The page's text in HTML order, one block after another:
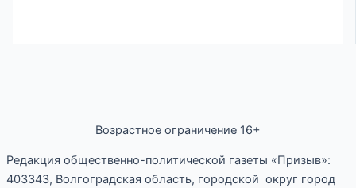
Возрастное ограничение 16+
Редакция общественно-политической газеты «Призыв»:
403343, Волгоградская область, городской округ город